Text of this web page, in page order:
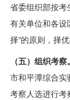
省委组织部按
有关单位和各设
择”的原则，择
（五）组织考察。
市和平潭综合
考察人选进行考